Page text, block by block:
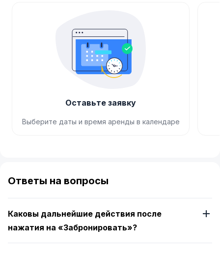
Оставьте заявку
Выберите даты и время аренды в календаре
of
4
Ответы на вопросы
Каковы дальнейшие действия после
нажатия на «Забронировать»?